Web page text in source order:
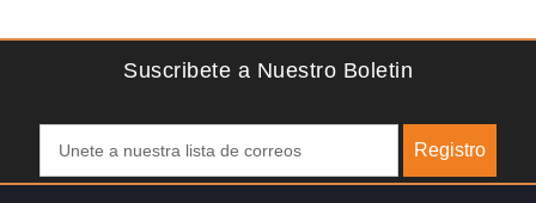
Suscribete a Nuestro Boletin
Registro